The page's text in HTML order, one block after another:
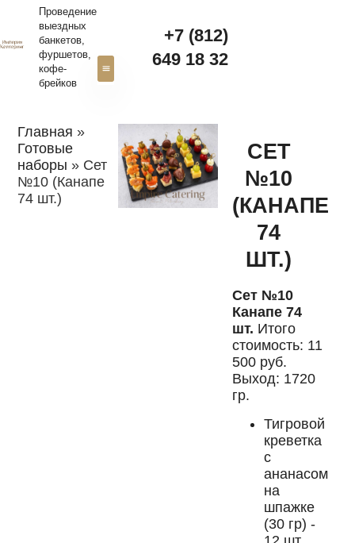
Проведение
выездных
банкетов,
фуршетов,
кофе-
брейков
+7 (812)
649 18 32‬
Главная »
Готовые
наборы » Сет
№10 (Канапе
74 шт.)
СЕТ
№10
(КАНАПЕ
74
ШТ.)
Сет №10
Канапе 74
шт. Итого
стоимость: 11
500 руб.
Выход: 1720
гр.
Тигровой
креветка
с
ананасом
на
шпажке
(30 гр) -